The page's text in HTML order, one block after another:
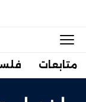
متابعات